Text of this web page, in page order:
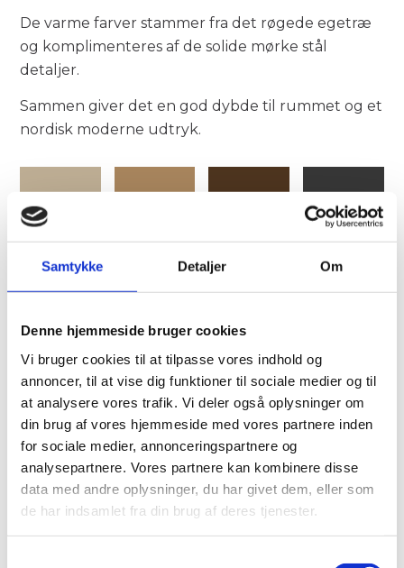
Samtykke Detaljer Om
Denne hjemmeside bruger cookies
Vi bruger cookies til at tilpasse vores indhold og
annoncer, til at vise dig funktioner til sociale medier og til
at analysere vores trafik. Vi deler også oplysninger om
din brug af vores hjemmeside med vores partnere inden
for sociale medier, annonceringspartnere og
analysepartnere. Vores partnere kan kombinere disse
data med andre oplysninger, du har givet dem, eller som
de har indsamlet fra din brug af deres tjenester.
De varme farver stammer fra det røgede egetræ
og komplimenteres af de solide mørke stål
detaljer.
Sammen giver det en god dybde til rummet og et
nordisk moderne udtryk.
DETALJER
KUNDE
Privatkunde
BYGGEÅR
PRIS
400.000 - 600.000 kr.